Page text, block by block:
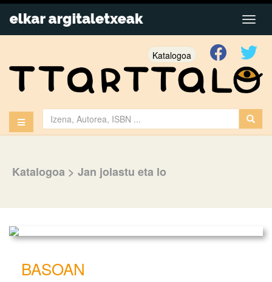
Katalogoa
Katalogoa > Jan jolastu eta lo
BASOAN